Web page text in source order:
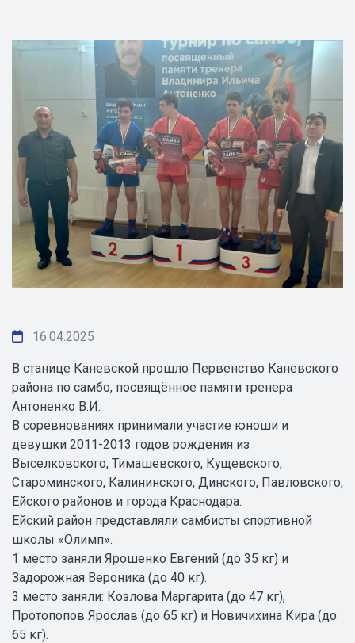
16.04.2025
В станице Каневской прошло Первенство Каневского
района по самбо, посвящённое памяти тренера
Антоненко В.И.
В соревнованиях принимали участие юноши и
девушки 2011-2013 годов рождения из
Выселковского, Тимашевского, Кущевского,
Староминского, Калининского, Динского, Павловского,
Ейского районов и города Краснодара.
Ейский район представляли самбисты спортивной
школы «Олимп».
1 место заняли Ярошенко Евгений (до 35 кг) и
Задорожная Вероника (до 40 кг).
3 место заняли: Козлова Маргарита (до 47 кг),
Протопопов Ярослав (до 65 кг) и Новичихина Кира (до
65 кг).